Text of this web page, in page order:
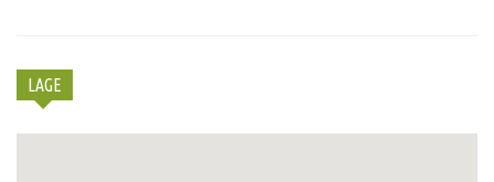
LAGE